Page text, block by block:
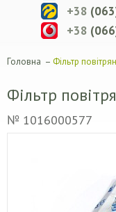
+38
+38
Головна – Фільтр
Фільтр
№ 1016000577